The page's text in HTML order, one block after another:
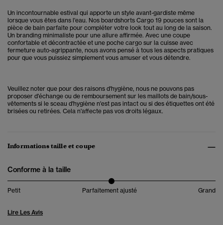
Un incontournable estival qui apporte un style avant-gardiste même
lorsque vous êtes dans l'eau. Nos boardshorts Cargo 19 pouces sont la
pièce de bain parfaite pour compléter votre look tout au long de la saison.
Un branding minimaliste pour une allure affirmée. Avec une coupe
confortable et décontractée et une poche cargo sur la cuisse avec
fermeture auto-agrippante, nous avons pensé à tous les aspects pratiques
pour que vous puissiez simplement vous amuser et vous détendre.
Veuillez noter que pour des raisons d'hygiène, nous ne pouvons pas
proposer d'échange ou de remboursement sur les maillots de bain/sous-
vêtements si le sceau d'hygiène n'est pas intact ou si des étiquettes ont été
brisées ou retirées. Cela n'affecte pas vos droits légaux.
Informations taille et coupe
Conforme à la taille
Petit Parfaitement ajusté Grand
Lire Les Avis